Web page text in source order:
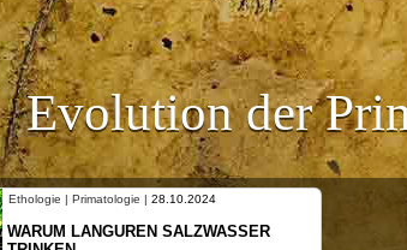
Evolution der
|28.10.2024
SALZWASSER